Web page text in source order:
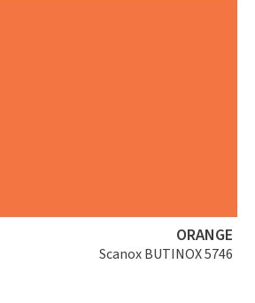
ORANGE
Scanox BUTINOX 5746